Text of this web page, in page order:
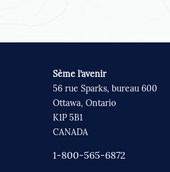
Sème l’avenir
56 rue Sparks, bureau 600
Ottawa, Ontario
K1P 5B1
CANADA
1-800-565-6872